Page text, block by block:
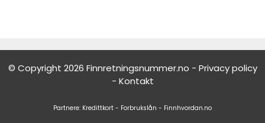
© Copyright 2026 Finnretningsnummer.no - Privacy policy
- Kontakt
Partnere: Kredittkort - Forbrukslån - Finnhvordan.no